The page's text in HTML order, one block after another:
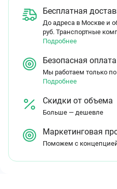
Бесплатная
До адреса в Москве и
руб. Транспортные
Подробнее
Безопасная оплата
Мы работаем только
Подробнее
Скидки от объема
Больше — дешевле
Маркетинговая
Поможем с